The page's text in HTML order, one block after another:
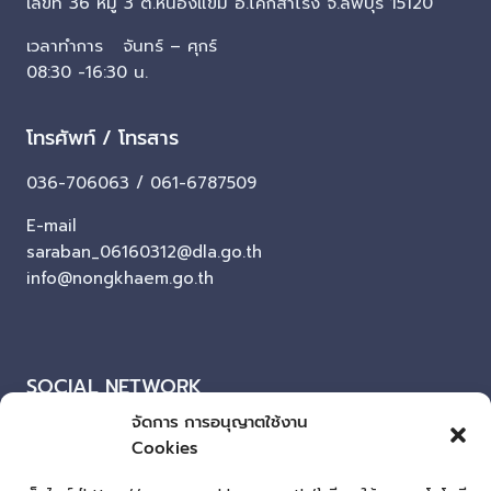
จัดการ การอนุญาตใช้งาน
Cookies
เวลาทำการ จันทร์ – ศุกร์
08:30 -16:30 น.
โทรศัพท์ / โทรสาร
036-706063 / 061-6787509
E-mail
saraban_06160312@dla.go.th
info@nongkhaem.go.th
SOCIAL NETWORK
Facebook
ผู้เยี่ยมชมเว็บไซต์